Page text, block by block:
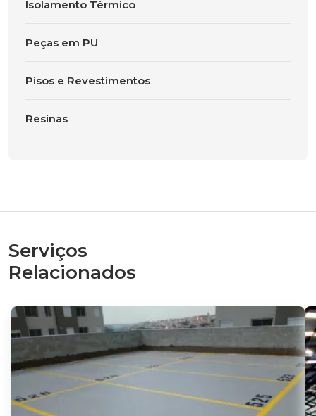
Isolamento Térmico
Peças em PU
Pisos e Revestimentos
Resinas
Serviços
Relacionados